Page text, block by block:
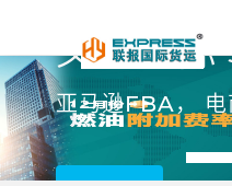
义乌国际
亚马逊FBA，